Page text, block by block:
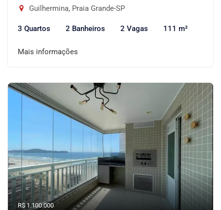
Guilhermina, Praia Grande-SP
3 Quartos 2 Banheiros 2 Vagas 111 m²
Mais informações
R$ 1.100.000